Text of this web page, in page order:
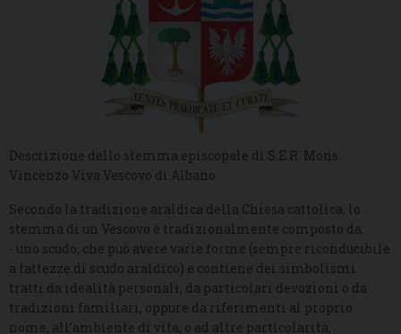
Descrizione dello stemma episcopale di S.E.R. Mons.
Vincenzo Viva Vescovo di Albano:
Secondo la tradizione araldica della Chiesa cattolica, lo
stemma di un Vescovo è tradizionalmente composto da:
- uno scudo, che può avere varie forme (sempre riconducibile
a fattezze di scudo araldico) e contiene dei simbolismi
tratti da idealità personali, da particolari devozioni o da
tradizioni familiari, oppure da riferimenti al proprio
nome, all’ambiente di vita, o ad altre particolarità;